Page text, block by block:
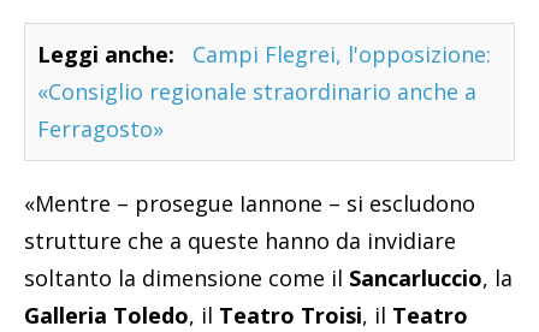
Leggi anche:
Campi Flegrei, l'opposizione:
«Consiglio regionale straordinario anche a
Ferragosto»
«Mentre – prosegue Iannone – si escludono
strutture che a queste hanno da invidiare
soltanto la dimensione come il Sancarluccio, la
Galleria Toledo, il Teatro Troisi, il Teatro